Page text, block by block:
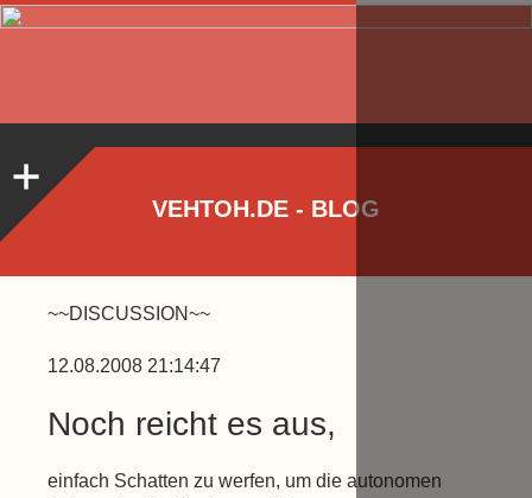
VEHTOH.DE - BLOG
~~DISCUSSION~~
12.08.2008 21:14:47
Noch reicht es aus,
einfach Schatten zu werfen, um die autonomen